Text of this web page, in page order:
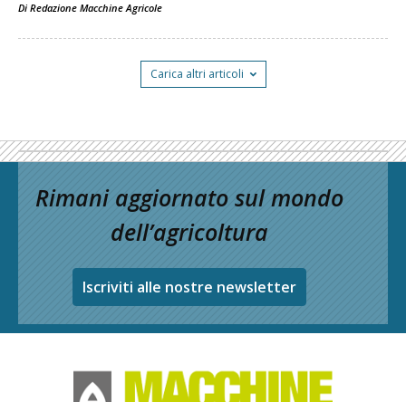
Di Redazione Macchine Agricole
Carica altri articoli
Rimani aggiornato sul mondo
dell’agricoltura
Iscriviti alle nostre newsletter